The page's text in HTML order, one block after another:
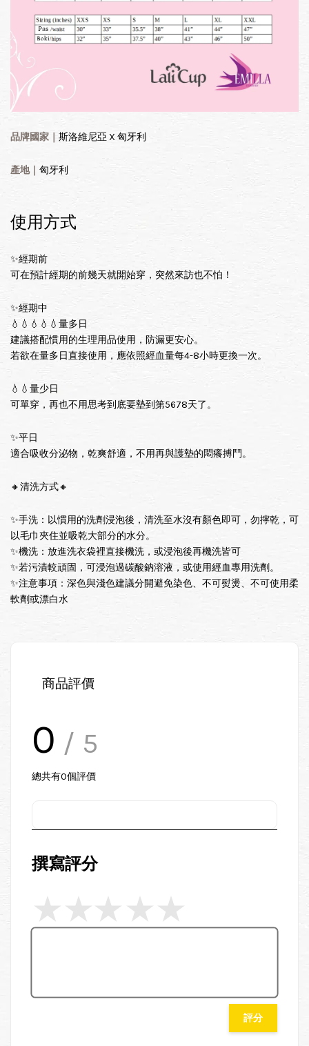
品牌國家｜ 斯洛維尼亞 X 匈牙利
產地｜ 匈牙利
使用方式
✨經期前
可在預計經期的前幾天就開始穿，突然來訪也不怕！
✨經期中
💧💧💧💧💧量多日
建議搭配慣用的生理用品使用，防漏更安心。
若欲在量多日直接使用，應依照經血量每4-8小時更換一次。
💧💧量少日
可單穿，再也不用思考到底要墊到第5678天了。
✨平日
適合吸收分泌物，乾爽舒適，不用再與護墊的悶癢搏鬥。
🔸清洗方式🔸
✨手洗：以慣用的洗劑浸泡後，清洗至水沒有顏色即可，勿擰乾，可
以毛巾夾住並吸乾大部分的水分。
✨機洗：放進洗衣袋裡直接機洗，或浸泡後再機洗皆可
✨若污漬較頑固，可浸泡過碳酸鈉溶液，或使用經血專用洗劑。
✨注意事項：深色與淺色建議分開避免染色、不可熨燙、不可使用柔
軟劑或漂白水
商品評價
0 / 5
總共有0個評價
撰寫評分
評分